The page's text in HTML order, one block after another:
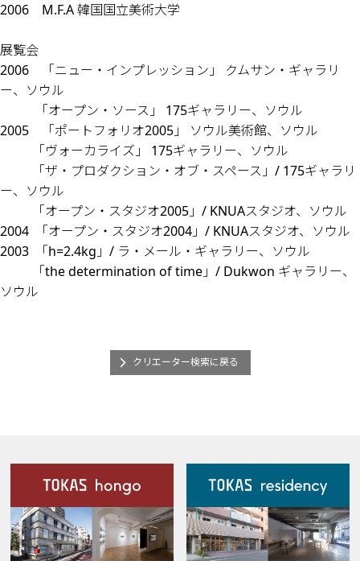
2006 M.F.A 韓国国立美術大学
展覧会
2006 「ニュー・インプレッション」 クムサン・ギャラリ
ー、ソウル
「オープン・ソース」 175ギャラリー、ソウル
2005 「ポートフォリオ2005」 ソウル美術館、ソウル
「ヴォーカライズ」 175ギャラリー、ソウル
「ザ・プロダクション・オブ・スペース」/ 175ギャラリ
ー、ソウル
「オープン・スタジオ2005」/ KNUAスタジオ、ソウル
2004 「オープン・スタジオ2004」/ KNUAスタジオ、ソウル
2003 「h=2.4kg」/ ラ・メール・ギャラリー、ソウル
「the determination of time」/ Dukwon ギャラリー、
ソウル
クリエーター検索に戻る
施設案内
Our Facilities